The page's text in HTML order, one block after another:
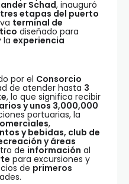
Schad, inauguró
etapas del puerto
terminal de
diseñado para
la experiencia
por el Consorcio
de atender hasta 3
, lo que significa recibir
y unos 3,000,000
portuarias, la
,
y bebidas, club de
y áreas
de información al
para excursiones y
de primeros